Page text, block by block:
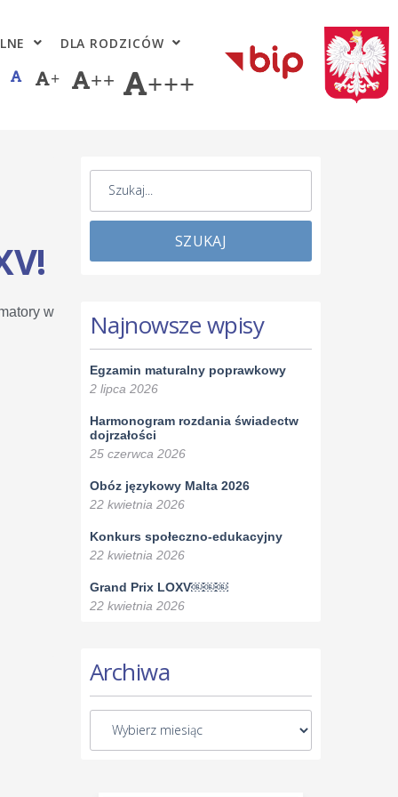
DLA RODZICÓW
+ ++ +++
w
SZUKAJ
Najnowsze wpisy
Egzamin maturalny poprawkowy
2 lipca 2026
Harmonogram rozdania świadectw
dojrzałości
25 czerwca 2026
Obóz językowy Malta 2026
22 kwietnia 2026
Konkurs społeczno-edukacyjny
22 kwietnia 2026
Grand Prix LOXV￼￼￼
22 kwietnia 2026
Archiwa